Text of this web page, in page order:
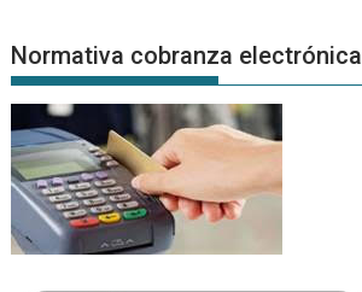
Normativa cobranza electrónica